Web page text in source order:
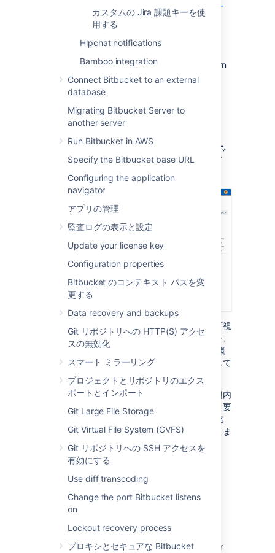
カスタムの Jira 課題キーを使
用する
Hipchat notifications
Bamboo integration
Connect Bitbucket to an external
database
Migrating Bitbucket Server to
another server
Run Bitbucket in AWS
Specify the Bitbucket base URL
Configuring the application
navigator
アプリの管理
監査ログの表示と設定
Update your license key
Configuration properties
Bitbucket のコンテキスト パスを変
更する
Data recovery and backups
Git リポジトリへの HTTP(S) アクセ
スの無効化
スマート ミラーリング
プロジェクトとリポジトリのエクス
ポートとインポート
Git Large File Storage
Git Virtual File System (GVFS)
Git リポジトリへの SSH アクセスを
有効にする
Use diff transcoding
Change the port Bitbucket listens
on
Lockout recovery process
プロキシとセキュアな Bitbucket
割り当てられた Jira 課題をダッシュボー
ドで確認
Jira 課題を操作
management of yourBitbucket
users. To learn
more, seeExternal user directories.
Jira 課題内で開発ステータ
スの更新をリアルタイムで
確認
課題のコンテキスト内から開発ステータスを可視
化します。開発パネルには、関連するブランチ、
コミット、プル リクエスト、およびビルドの概
要が表示されます。パネル内のリンクを選択して
詳細情報を確認することもできます。
新しいタスクに取り組む準備が整ったら、課題内
からブランチを直接作成できます。課題キーと要
約を使い、Jira がブランチ タイプとブランチ名
を提案するため、作業を素早く行うことができま
す。
Trigger Jira issue transitions
usingBitbucket events
With just a few clicks, you can configure your